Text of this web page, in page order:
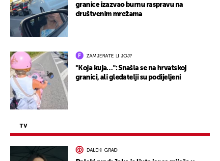
granice izazvao burnu raspravu na
društvenim mrežama
ZAMJERATE LI JOJ?
"Koja kuja…": Snašla se na hrvatskoj
granici, ali gledatelji su podijeljeni
TV
DALEKI GRAD